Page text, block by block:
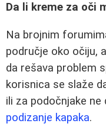
Da li kreme za oči
Na brojnim
područje oko očiju,
da rešava problem
korisnica se slaže
ili za podočnjake
podizanje kapaka.